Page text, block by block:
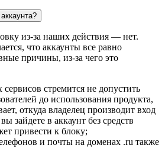
из-за наших действия — нет.
что аккаунты все равно
причины, из-за чего это
стремится не допустить
до использования продукта,
откуда владелец производит вход
зайдете в аккаунт без средств
привести к блоку;
и почты на доменах .ru также